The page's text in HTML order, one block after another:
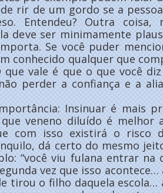
rir de um gordo se a
Entendeu? Outra coisa,
deve ser minimamente
Se você puder
conhecido qualquer que
vale é que o que você
perder a confiança e a
Insinuar é mais
veneno diluído é melhor
com isso existirá o risco
dá certo do mesmo
“você viu fulana entrar na
vez que isso
tirou o filho daquela escola…